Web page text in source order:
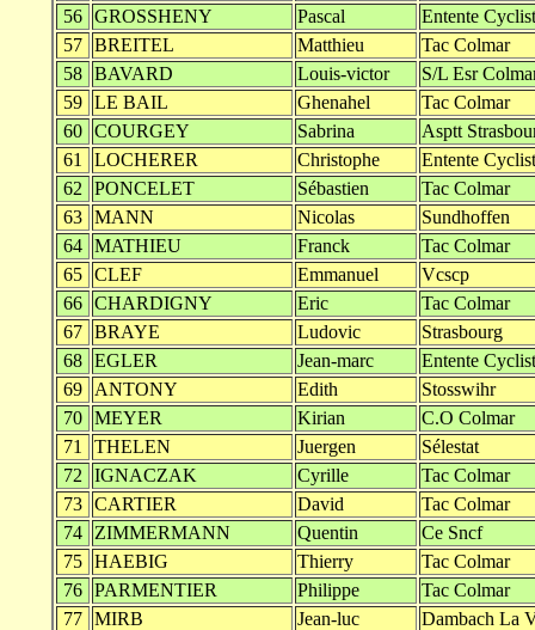
56 GROSSHENY Pascal
Entente
57 BREITEL Matthieu
Tac Colmar
58 BAVARD Louis-victor
S/L Esr
59 LE BAIL Ghenahel
Tac Colmar
60 COURGEY Sabrina
Asptt
61
LOCHERER Christophe
Entente
62
PONCELET Sébastien
Tac Colmar
63 MANN Nicolas
Sundhoffen
64 MATHIEU Franck
Tac Colmar
65 CLEF Emmanuel
Vcscp
66 CHARDIGNY Eric
Tac Colmar
67 BRAYE Ludovic
Strasbourg
68 EGLER Jean-marc
Entente
69
ANTONY Edith
Stosswihr
70 MEYER Kirian
C.O Colmar
71
THELEN Juergen
Sélestat
72
IGNACZAK Cyrille
Tac Colmar
73 CARTIER David
Tac Colmar
74
ZIMMERMANN Quentin
Ce Sncf
75 HAEBIG Thierry
Tac Colmar
76 PARMENTIER Philippe
Tac Colmar
77 MIRB Jean-luc
Dambach La